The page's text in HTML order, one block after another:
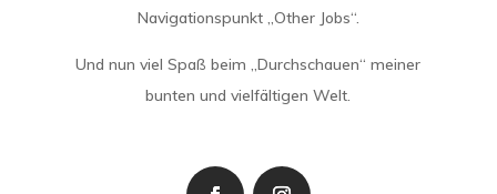
Navigationspunkt „Other Jobs“.
Und nun viel Spaß beim „Durchschauen“ meiner
bunten und vielfältigen Welt.